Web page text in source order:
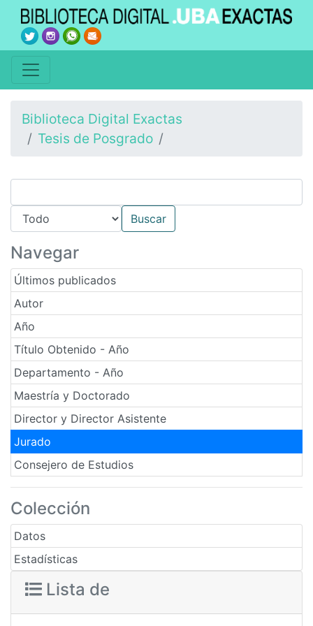
Biblioteca Digital Exactas
Tesis de Posgrado
Navegar
Últimos publicados
Autor
Año
Título Obtenido - Año
Departamento - Año
Maestría y Doctorado
Director y Director Asistente
Jurado
Consejero de Estudios
Colección
Datos
Estadísticas
Lista de